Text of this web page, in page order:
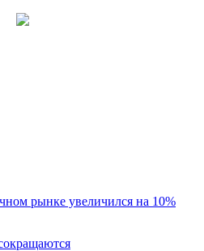
рынке увеличился на 10%